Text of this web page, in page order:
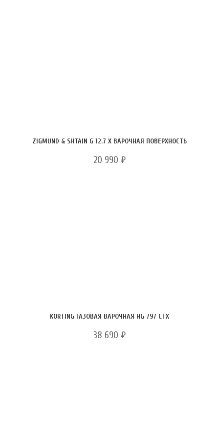
ZIGMUND & SHTAIN G 12.7 X ВАРОЧНАЯ ПОВЕРХНОСТЬ
20 990 ₽
KORTING ГАЗОВАЯ ВАРОЧНАЯ HG 797 CTX
38 690 ₽